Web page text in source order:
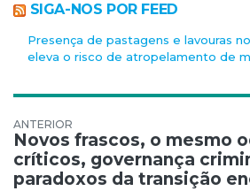
SIGA-NOS POR FEED
Presença de pastagens e lavouras
eleva o risco de atropelamento de
Navegação de
Novos frascos, o mesmo
críticos, governança
paradoxos da transição